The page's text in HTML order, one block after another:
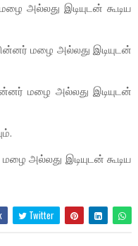
அல்லது இடியுடன் கூடிய
மழை அல்லது இடியுடன்
மழை அல்லது இடியுடன்
அல்லது இடியுடன் கூடிய
Twitter